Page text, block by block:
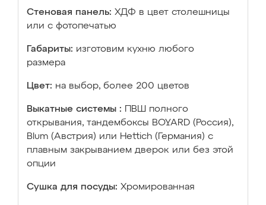
Стеновая панель: ХДФ в цвет столешницы
или с фотопечатью
Габариты: изготовим кухню любого
размера
Цвет: на выбор, более 200 цветов
Выкатные системы :
ПВШ полного
открывания, тандембоксы BOYARD (Россия),
Blum (Австрия) или Hettich (Германия) с
плавным закрыванием дверок или без этой
опции
Сушка для посуды: Хромированная